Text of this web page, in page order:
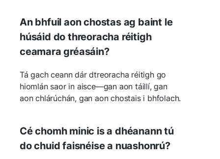
An bhfuil aon chostas ag baint le
húsáid do threoracha réitigh
ceamara gréasáin?
Tá gach ceann dár dtreoracha réitigh go
hiomlán saor in aisce—gan aon táillí, gan
aon chlárúchán, gan aon chostais i bhfolach.
Cé chomh minic is a dhéanann tú
do chuid faisnéise a nuashonrú?